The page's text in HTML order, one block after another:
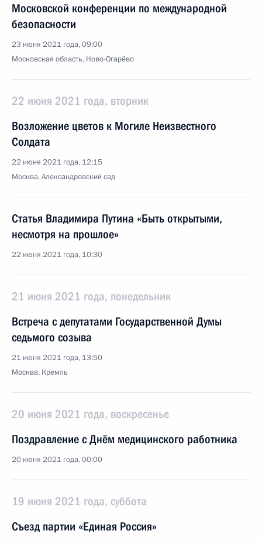
Московской конференции по международной
безопасности
23 июня 2021 года, 09:00
Московская область, Ново-Огарёво
22 июня 2021 года, вторник
Возложение цветов к Могиле Неизвестного
Солдата
22 июня 2021 года, 12:15
Москва, Александровский сад
Статья Владимира Путина «Быть открытыми,
несмотря на прошлое»
22 июня 2021 года, 10:30
21 июня 2021 года, понедельник
Встреча с депутатами Государственной Думы
седьмого созыва
21 июня 2021 года, 13:50
Москва, Кремль
20 июня 2021 года, воскресенье
Поздравление с Днём медицинского работника
20 июня 2021 года, 00:00
19 июня 2021 года, суббота
Съезд партии «Единая Россия»